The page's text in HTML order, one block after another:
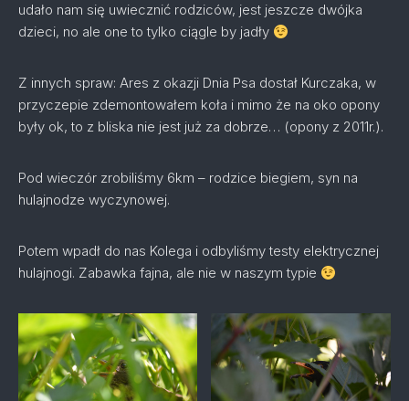
udało nam się uwiecznić rodziców, jest jeszcze dwójka
dzieci, no ale one to tylko ciągle by jadły
Z innych spraw: Ares z okazji Dnia Psa dostał Kurczaka, w
przyczepie zdemontowałem koła i mimo że na oko opony
były ok, to z bliska nie jest już za dobrze… (opony z 2011r.).
Pod wieczór zrobiliśmy 6km – rodzice biegiem, syn na
hulajnodze wyczynowej.
Potem wpadł do nas Kolega i odbyliśmy testy elektrycznej
hulajnogi. Zabawka fajna, ale nie w naszym typie